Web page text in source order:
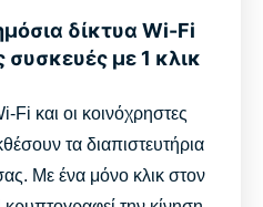
δίκτυα Wi-Fi
συσκευές με 1 κλικ
Fi και οι κοινόχρηστες
τα διαπιστευτήρια
Με ένα μόνο κλικ στον